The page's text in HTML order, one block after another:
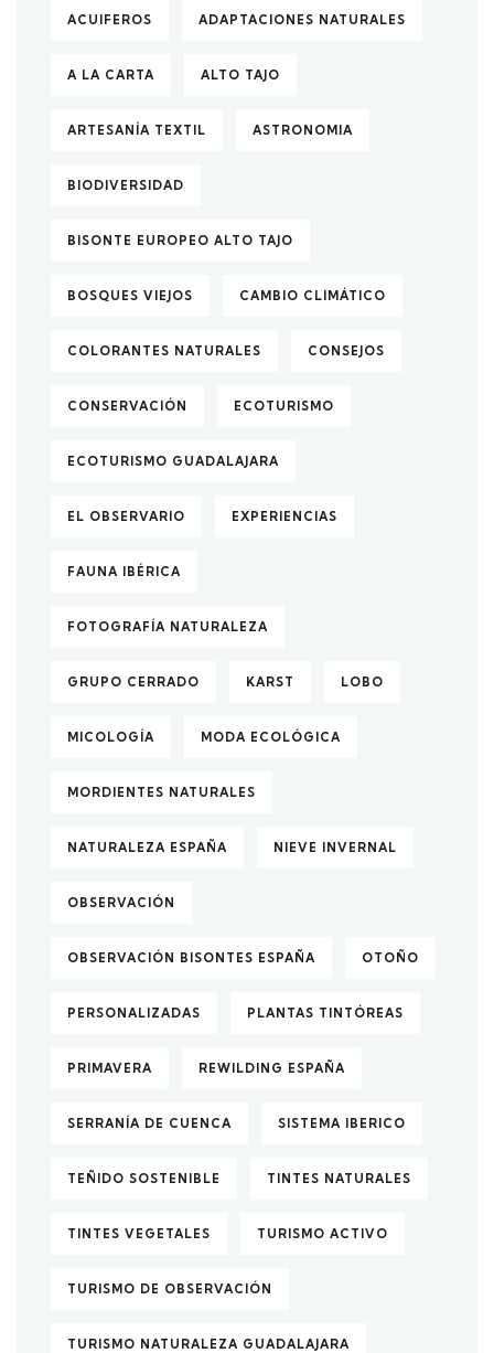
ACUIFEROS ADAPTACIONES NATURALES
A LA CARTA ALTO TAJO
ARTESANÍA TEXTIL ASTRONOMIA
BIODIVERSIDAD
BISONTE EUROPEO ALTO TAJO
BOSQUES VIEJOS CAMBIO CLIMÁTICO
COLORANTES NATURALES CONSEJOS
CONSERVACIÓN ECOTURISMO
ECOTURISMO GUADALAJARA
EL OBSERVARIO EXPERIENCIAS
FAUNA IBÉRICA
FOTOGRAFÍA NATURALEZA
GRUPO CERRADO KARST LOBO
MICOLOGÍA MODA ECOLÓGICA
MORDIENTES NATURALES
NATURALEZA ESPAÑA NIEVE INVERNAL
OBSERVACIÓN
OBSERVACIÓN BISONTES ESPAÑA OTOÑO
PERSONALIZADAS PLANTAS TINTÓREAS
PRIMAVERA REWILDING ESPAÑA
SERRANÍA DE CUENCA SISTEMA IBERICO
TEÑIDO SOSTENIBLE TINTES NATURALES
TINTES VEGETALES TURISMO ACTIVO
TURISMO DE OBSERVACIÓN
TURISMO NATURALEZA GUADALAJARA